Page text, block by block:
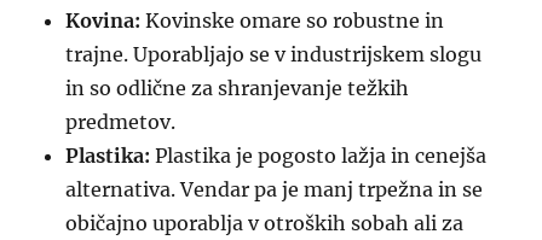
Kovina: Kovinske omare so robustne in
trajne. Uporabljajo se v industrijskem slogu
in so odlične za shranjevanje težkih
predmetov.
Plastika: Plastika je pogosto lažja in cenejša
alternativa. Vendar pa je manj trpežna in se
običajno uporablja v otroških sobah ali za